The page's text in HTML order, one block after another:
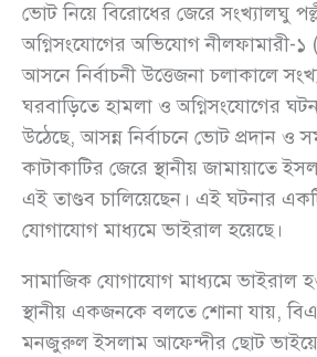
ভোট নিয়ে বিরোধের জেরে সংখ্যালঘু
অগ্নিসংযোগের অভিযোগ নীলফামারী-
আসনে নির্বাচনী উত্তেজনা চলাকালে
ঘরবাড়িতে হামলা ও অগ্নিসংযোগের
উঠেছে, আসন্ন নির্বাচনে ভোট প্রদান ও
কাটাকাটির জেরে স্থানীয় জামায়াতে
এই তাণ্ডব চালিয়েছেন। এই ঘটনার
যোগাযোগ মাধ্যমে ভাইরাল হয়েছে।
সামাজিক যোগাযোগ মাধ্যমে ভাইরাল
স্থানীয় একজনকে বলতে শোনা যায়,
মনজুরুল ইসলাম আফেন্দীর ছোট